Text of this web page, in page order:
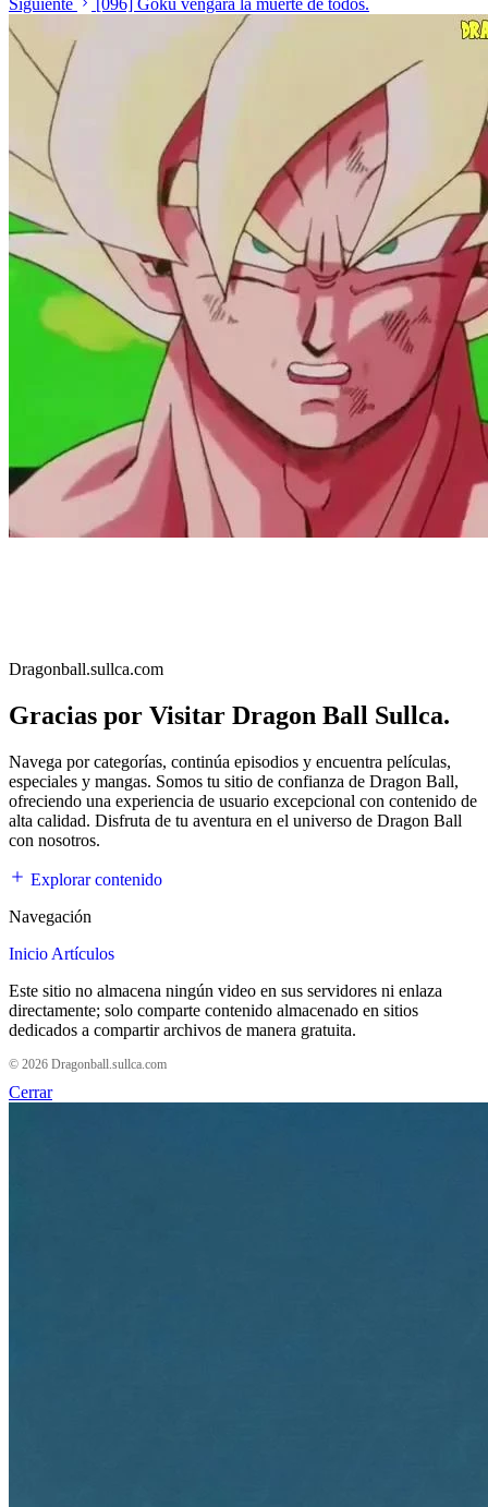
Dragonball.sullca.com
Gracias por Visitar Dragon Ball Sullca.
Navega por categorías, continúa episodios y encuentra películas,
especiales y mangas. Somos tu sitio de confianza de Dragon Ball,
ofreciendo una experiencia de usuario excepcional con contenido de
alta calidad. Disfruta de tu aventura en el universo de Dragon Ball
con nosotros.
Explorar contenido
Navegación
Inicio Artículos
Este sitio no almacena ningún video en sus servidores ni enlaza
directamente; solo comparte contenido almacenado en sitios
dedicados a compartir archivos de manera gratuita.
© 2026 Dragonball.sullca.com
Cerrar